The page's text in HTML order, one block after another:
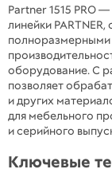
Partner 1515 PRO
линейки
полноразмерными
оборудование. С
позволяет
и других
для мебельного
и серийного
Ключевые